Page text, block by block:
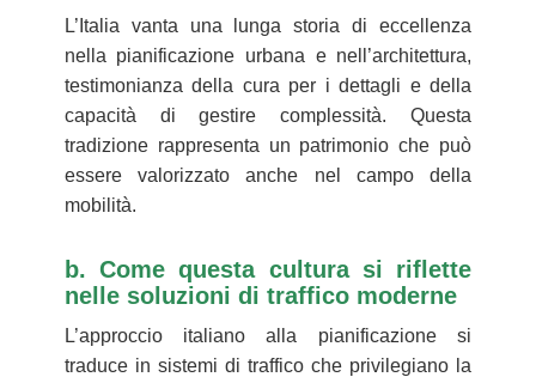
L’Italia vanta una lunga storia di eccellenza
nella pianificazione urbana e nell’architettura,
testimonianza della cura per i dettagli e della
capacità di gestire complessità. Questa
tradizione rappresenta un patrimonio che può
essere valorizzato anche nel campo della
mobilità.
b. Come questa cultura si riflette
nelle soluzioni di traffico moderne
L’approccio italiano alla pianificazione si
traduce in sistemi di traffico che privilegiano la